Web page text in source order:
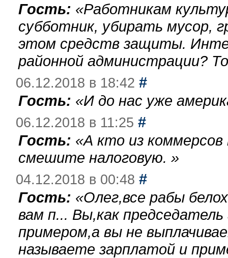
Гость: «Работникам
субботник, убирать мусор,
этом средств защиты.
районной администрации?
06.12.2018 в 18:42 #
Гость: «И до нас уже
06.12.2018 в 11:25 #
Гость: «А кто из
смешите налоговую. »
04.12.2018 в 00:48 #
Гость: «Олег,все рабы
вам п... Вы,как
примером,а вы не
называете зарплатой и